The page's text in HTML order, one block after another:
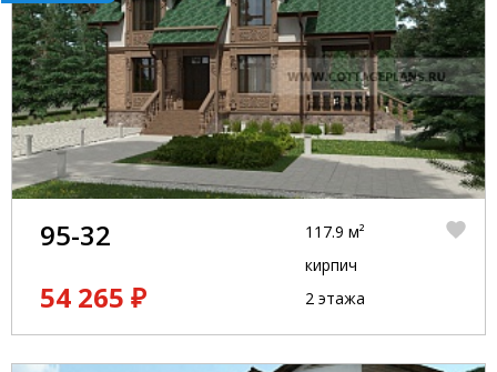
95-32
54 265 ₽
117.9 м²
кирпич
2 этажа